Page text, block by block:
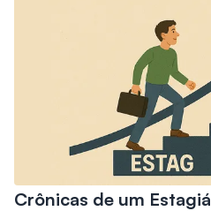
Crônicas de um